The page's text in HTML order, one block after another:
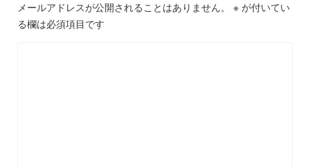
メールアドレスが公開されることはありません。 ※ が付いてい
る欄は必須項目です